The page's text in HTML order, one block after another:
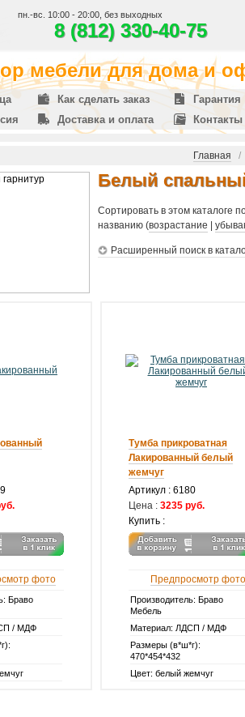
пн.-вс. 10:00 - 20:00, без выходных
8 (812) 330-40-75
мебели для дома и
Как сделать заказ
Гарантия
Доставка и оплата Контакты
Главная /
Белый
Сортировать в этом каталоге
названию (возрастание
Расширенный поиск в
фото
Браво
/ МДФ
Тумба прикроватная
Лакированный белый
жемчуг
Артикул : 6180
Цена : 3235 руб.
Купить :
Предпросмотр фото
Производитель: Браво
Мебель
Материал: ЛДСП / МДФ
Размеры (в*ш*г):
470*454*432
Цвет: белый жемчуг